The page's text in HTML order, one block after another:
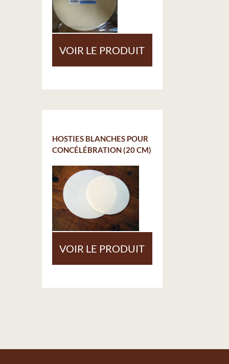
VOIR LE PRODUIT
HOSTIES BLANCHES POUR
CONCÉLÉBRATION (20 CM)
VOIR LE PRODUIT